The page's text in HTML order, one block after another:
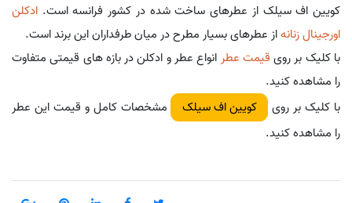
کویین اف سیلک از عطرهای ساخت شده در کشور فرانسه است. ادکلن
اورجینال زنانهاز عطرهای بسیار مطرح در میان طرفداران این برند است.
با کلیک بر روی قیمت عطر انواع عطر و ادکلن در بازه های قیمتی متفاوت
را مشاهده کنید.
با کلیک بر روی
کویین اف سیلک
مشخصات کامل و قیمت این عطر
را مشاهده کنید.